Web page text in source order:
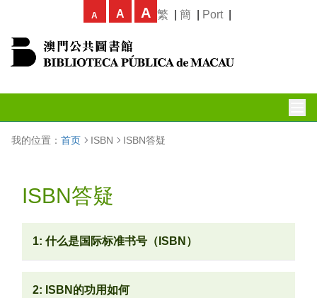
A A A 繁 簡 Port|
我的位置： 首页 ISBN ISBN答疑
ISBN答疑
1: 什么是国际标准书号（ISBN）
2: ISBN的功用如何